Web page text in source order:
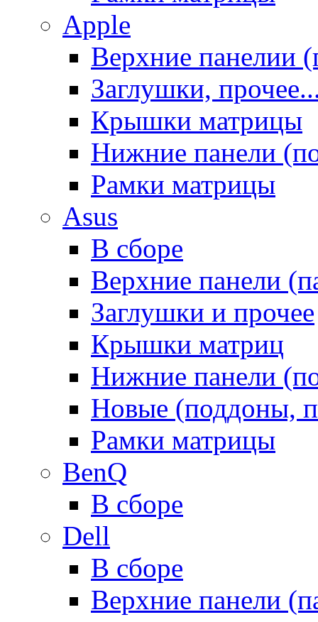
Apple
Верхние панелии
Заглушки,
Крышки матрицы
Нижние панели
Рамки матрицы
Asus
В сборе
Верхние панели
Заглушки и прочее
Крышки матриц
Нижние панели
Новые (поддоны,
Рамки матрицы
BenQ
В сборе
Dell
В сборе
Верхние панели